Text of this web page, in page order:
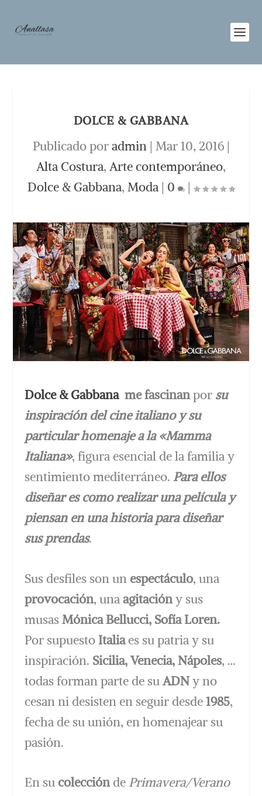
DOLCE & GABBANA
Publicado poradmin| Mar 10, 2016|
Alta Costura, Arte contemporáneo,
Dolce & Gabbana, Moda | 0 |
Dolce & Gabbana me fascinanpor su
inspiración del cine italiano y su
particular homenaje a la «Mamma
Italiana», figura esencial de la familia y
sentimiento mediterráneo.Para ellos
diseñar es como realizar una película y
piensan en una historia para diseñar
sus prendas.
Sus desfiles son un espectáculo, una
provocación, unaagitacióny sus
musasMónica Bellucci, Sofía Loren.
Por supuestoItaliaes su patria y su
inspiración. Sicilia, Venecia, Nápoles, …
todas forman parte de suADNy no
cesan ni desisten en seguir desde1985,
fecha de su unión, en homenajear su
pasión.
En su colecciónde Primavera/Verano